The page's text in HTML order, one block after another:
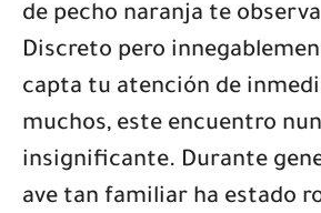
de pecho naranja te
Discreto pero
capta tu atención de
muchos, este encuentro
insignificante. Durante
ave tan familiar ha estado